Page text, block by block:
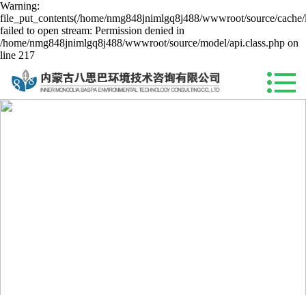
Warning:
file_put_contents(/home/nmg848jnimlgq8j488/wwwroot/source/
failed to open stream: Permission denied in
/home/nmg848jnimlgq8j488/wwwroot/source/model/api.class.php on
line 217